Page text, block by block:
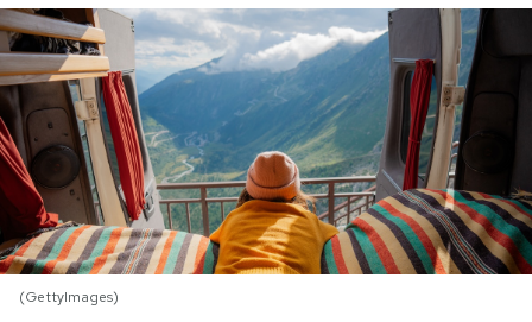
PODCAST
NEWSLETTER
I MIEI PREFERITI
(GettyImages)